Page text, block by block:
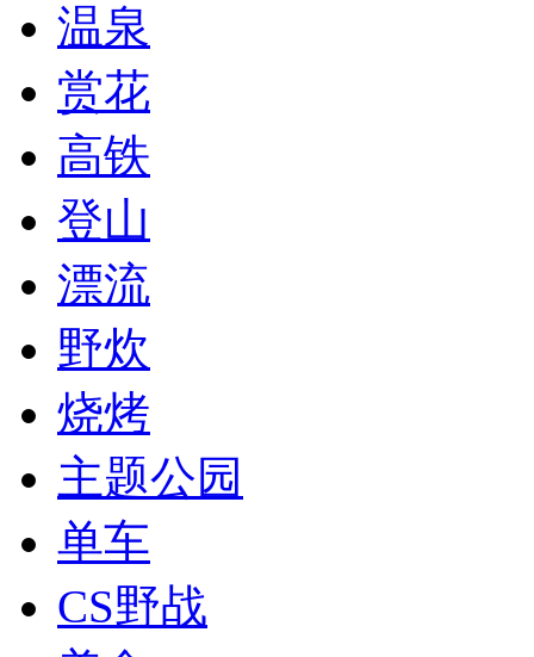
温泉
赏花
高铁
登山
漂流
野炊
烧烤
主题公园
单车
CS野战